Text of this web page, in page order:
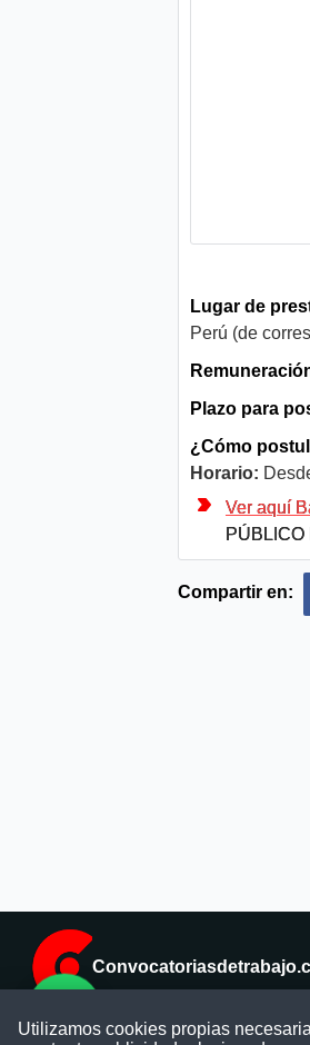
Lugar de
Perú (de
Plazo para
¿Cómo
Horario:
Ver aquí
PÚBLICO
Compartir en:
ConvocatoriasDeTrabajo.com es una
Utilizamos cookies propias